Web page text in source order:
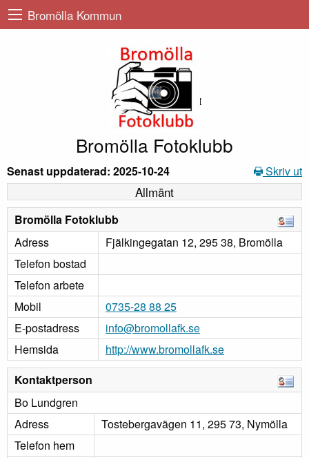
Bromölla Kommun
Bromölla Fotoklubb
Senast uppdaterad: 2025-10-24 Skriv ut
Allmänt
Bromölla Fotoklubb
Adress
Fjälkingegatan 12, 295 38, Bromölla
Telefon bostad
Telefon arbete
Mobil
0735-28 88 25
E-postadress
info@bromollafk.se
Hemsida
http://www.bromollafk.se
Kontaktperson
Bo Lundgren
Adress
Tostebergavägen 11, 295 73, Nymölla
Telefon hem